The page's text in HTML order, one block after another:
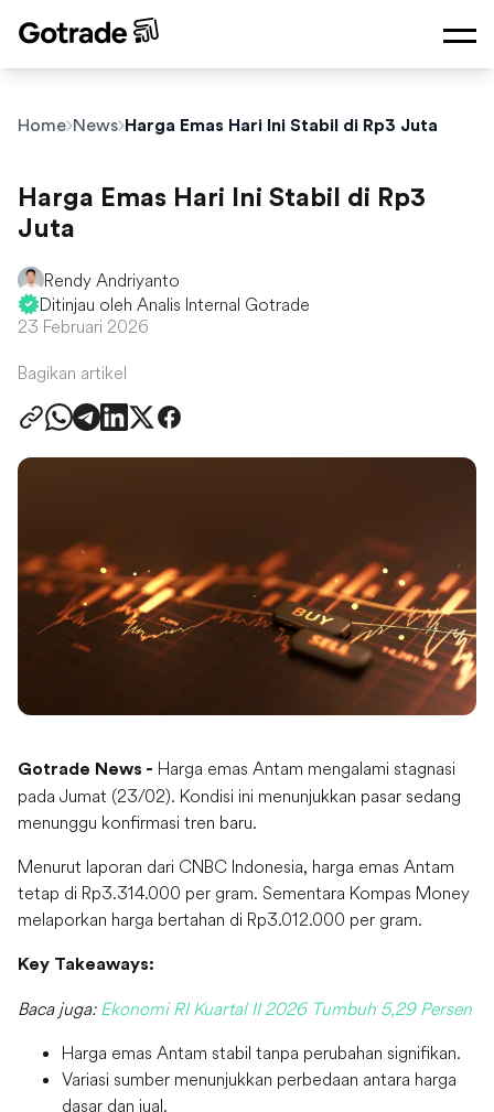
Home News Harga Emas Hari Ini Stabil di Rp3 Juta
Harga Emas Hari Ini Stabil di Rp3
Juta
Rendy Andriyanto
Ditinjau oleh Analis Internal Gotrade
23 Februari 2026
Bagikan artikel
Gotrade News - Harga emas Antam mengalami stagnasi
pada Jumat (23/02). Kondisi ini menunjukkan pasar sedang
menunggu konfirmasi tren baru.
Menurut laporan dari CNBC Indonesia, harga emas Antam
tetap di Rp3.314.000 per gram. Sementara Kompas Money
melaporkan harga bertahan di Rp3.012.000 per gram.
Key Takeaways:
Baca juga: Ekonomi RI Kuartal II 2026 Tumbuh 5,29 Persen
Harga emas Antam stabil tanpa perubahan signifikan.
Variasi sumber menunjukkan perbedaan antara harga
dasar dan jual.